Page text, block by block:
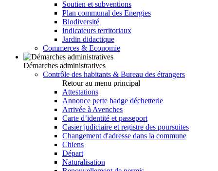
Soutien et subventions
Plan communal des Energies
Biodiversité
Indicateurs territoriaux
Jardin didactique
Commerces & Economie
Démarches administratives
Contrôle des habitants & Bureau des étrangers
Retour au menu principal
Attestations
Annonce perte badge déchetterie
Arrivée à Avenches
Carte d’identité et passeport
Casier judiciaire et registre des poursuites
Changement d'adresse dans la commune
Chiens
Départ
Naturalisation